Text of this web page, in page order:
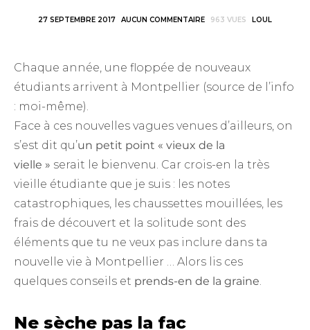
27 SEPTEMBRE 2017 AUCUN COMMENTAIRE 963 VUES LOUL
Chaque année, une floppée de nouveaux
étudiants arrivent à Montpellier (source de l’info
: moi-même).
Face à ces nouvelles vagues venues d’ailleurs, on
s’est dit qu’un petit point « vieux de la
vielle » serait le bienvenu. Car crois-en la très
vieille étudiante que je suis : les notes
catastrophiques, les chaussettes mouillées, les
frais de découvert et la solitude sont des
éléments que tu ne veux pas inclure dans ta
nouvelle vie à Montpellier … Alors lis ces
quelques conseils et prends-en de la graine.
Ne sèche pas la fac